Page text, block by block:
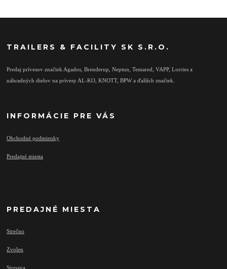
TRAILERS & FACILITY SK S.R.O.
Predaj prívesov značiek Agados, Brenderup, Neptun, Temared, VAPP, Lorries a
náhradných dielov na prívesy AL-KO, KNOTT, BPW a ďalších značiek.
INFORMÁCIE PRE VÁS
Obchodné podmienky
Predajné miesta
PREDAJNÉ MIESTA
Strečno
Zvolen
Stupava